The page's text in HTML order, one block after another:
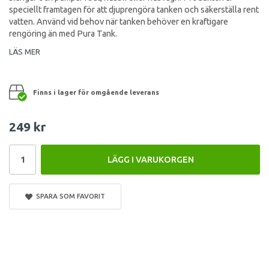
speciellt framtagen för att djuprengöra tanken och säkerställa rent
vatten. Använd vid behov när tanken behöver en kraftigare
rengöring än med Pura Tank.
LÄS MER
Finns i lager för omgående leverans
249 kr
LÄGG I VARUKORGEN
SPARA SOM FAVORIT